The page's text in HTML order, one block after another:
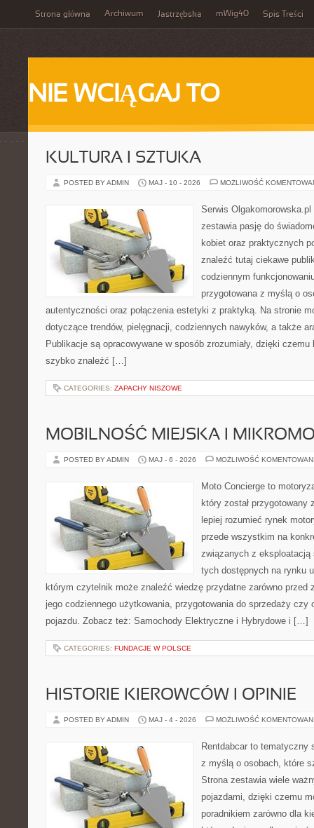
Strona główna Archiwum Jastrzębska mWig40 Spis Treści
NIE WCIĄGAJ TO
KULTURA I SZTUKA
POSTED BY ADMIN MAJ - 10 - 2026 MOŻLIWOŚĆ
Serwis
zestawia pasję do
kobiet oraz praktycznych
znaleźć tutaj ciekawe
codziennym
przygotowana z myślą o
autentyczności oraz połączenia estetyki z praktyką. Na stronie
dotyczące trendów, pielęgnacji, codziennych nawyków, a także
Publikacje są opracowywane w sposób zrozumiały, dzięki
szybko znaleźć […]
CATEGORIES: ZAPACHY NISZOWE
MOBILNOŚĆ MIEJSKA I
POSTED BY ADMIN MAJ - 6 - 2026 MOŻLIWOŚĆ
Moto Concierge to
który został
lepiej rozumieć rynek
przede wszystkim na
związanych z eksploatacją
tych dostępnych na rynku
którym czytelnik może znaleźć wiedzę przydatne zarówno przed
jego codziennego użytkowania, przygotowania do sprzedaży czy
pojazdu. Zobacz też: Samochody Elektryczne i Hybrydowe i […]
CATEGORIES: FUNDACJE W POLSCE
HISTORIE KIEROWCÓW I OPINIE
POSTED BY ADMIN MAJ - 4 - 2026 MOŻLIWOŚĆ
Rentdabcar to tematyczny
z myślą o osobach, które
Strona zestawia wiele
pojazdami, dzięki czemu
poradnikiem zarówno dla